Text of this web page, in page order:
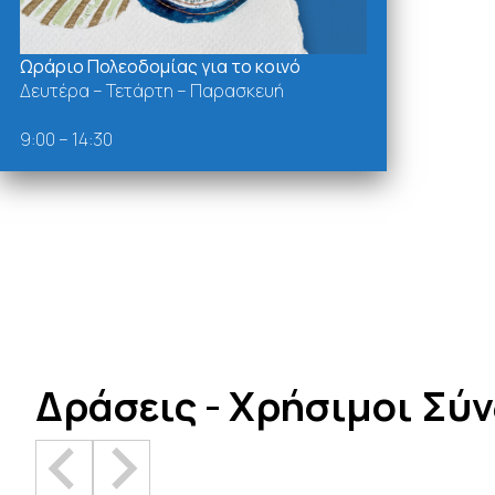
Δράσεις - Χρήσιμοι
Ωράριο Πολεοδομίας για το κοινό
Δευτέρα – Τετάρτη – Παρασκευή
9:00 – 14:30